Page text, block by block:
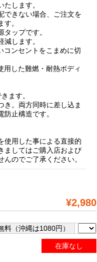
たします。
できない場合、ご注文を
。
タップです。
減します。
コンセントをこまめに切
用した難燃・耐熱ボディ
ます。
き。両方同時に差し込ま
止構造です。
使用した事による直接的
ましてはご購入店および
のでご了承ください。
¥2,980
（沖縄は1080円）
在庫なし